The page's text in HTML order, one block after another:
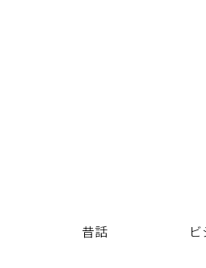
昔話